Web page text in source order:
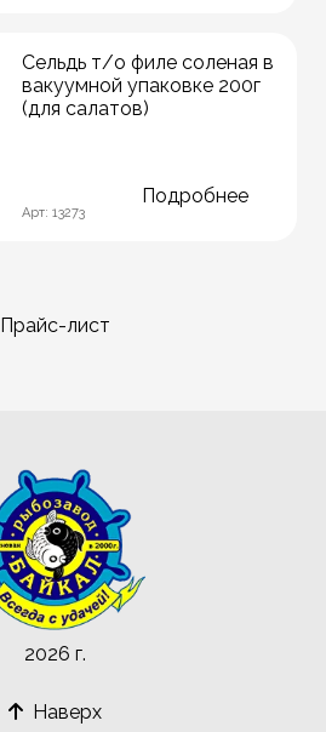
Сельдь т/о филе соленая в
вакуумной упаковке 200г
(для салатов)
Арт: 13273
Подробнее
Прайс-лист
2026 г.
Наверх